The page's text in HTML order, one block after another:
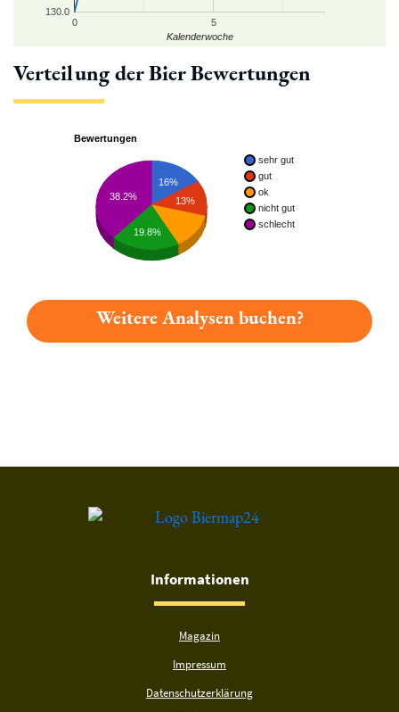
0 5
130.0
Kalenderwoche
Verteilung der Bier Bewertungen
Bewertungen
sehr gut
gut
ok
nicht gut
schlecht
16%
13%
38.2%
19.8%
Weitere Analysen buchen?
Informationen
Magazin
Impressum
Datenschutzerklärung